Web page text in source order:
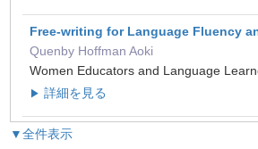
Free-writing for Language Fluency
Quenby Hoffman Aoki
Women Educators and Language
▶ 詳細を見る
▼全件表示